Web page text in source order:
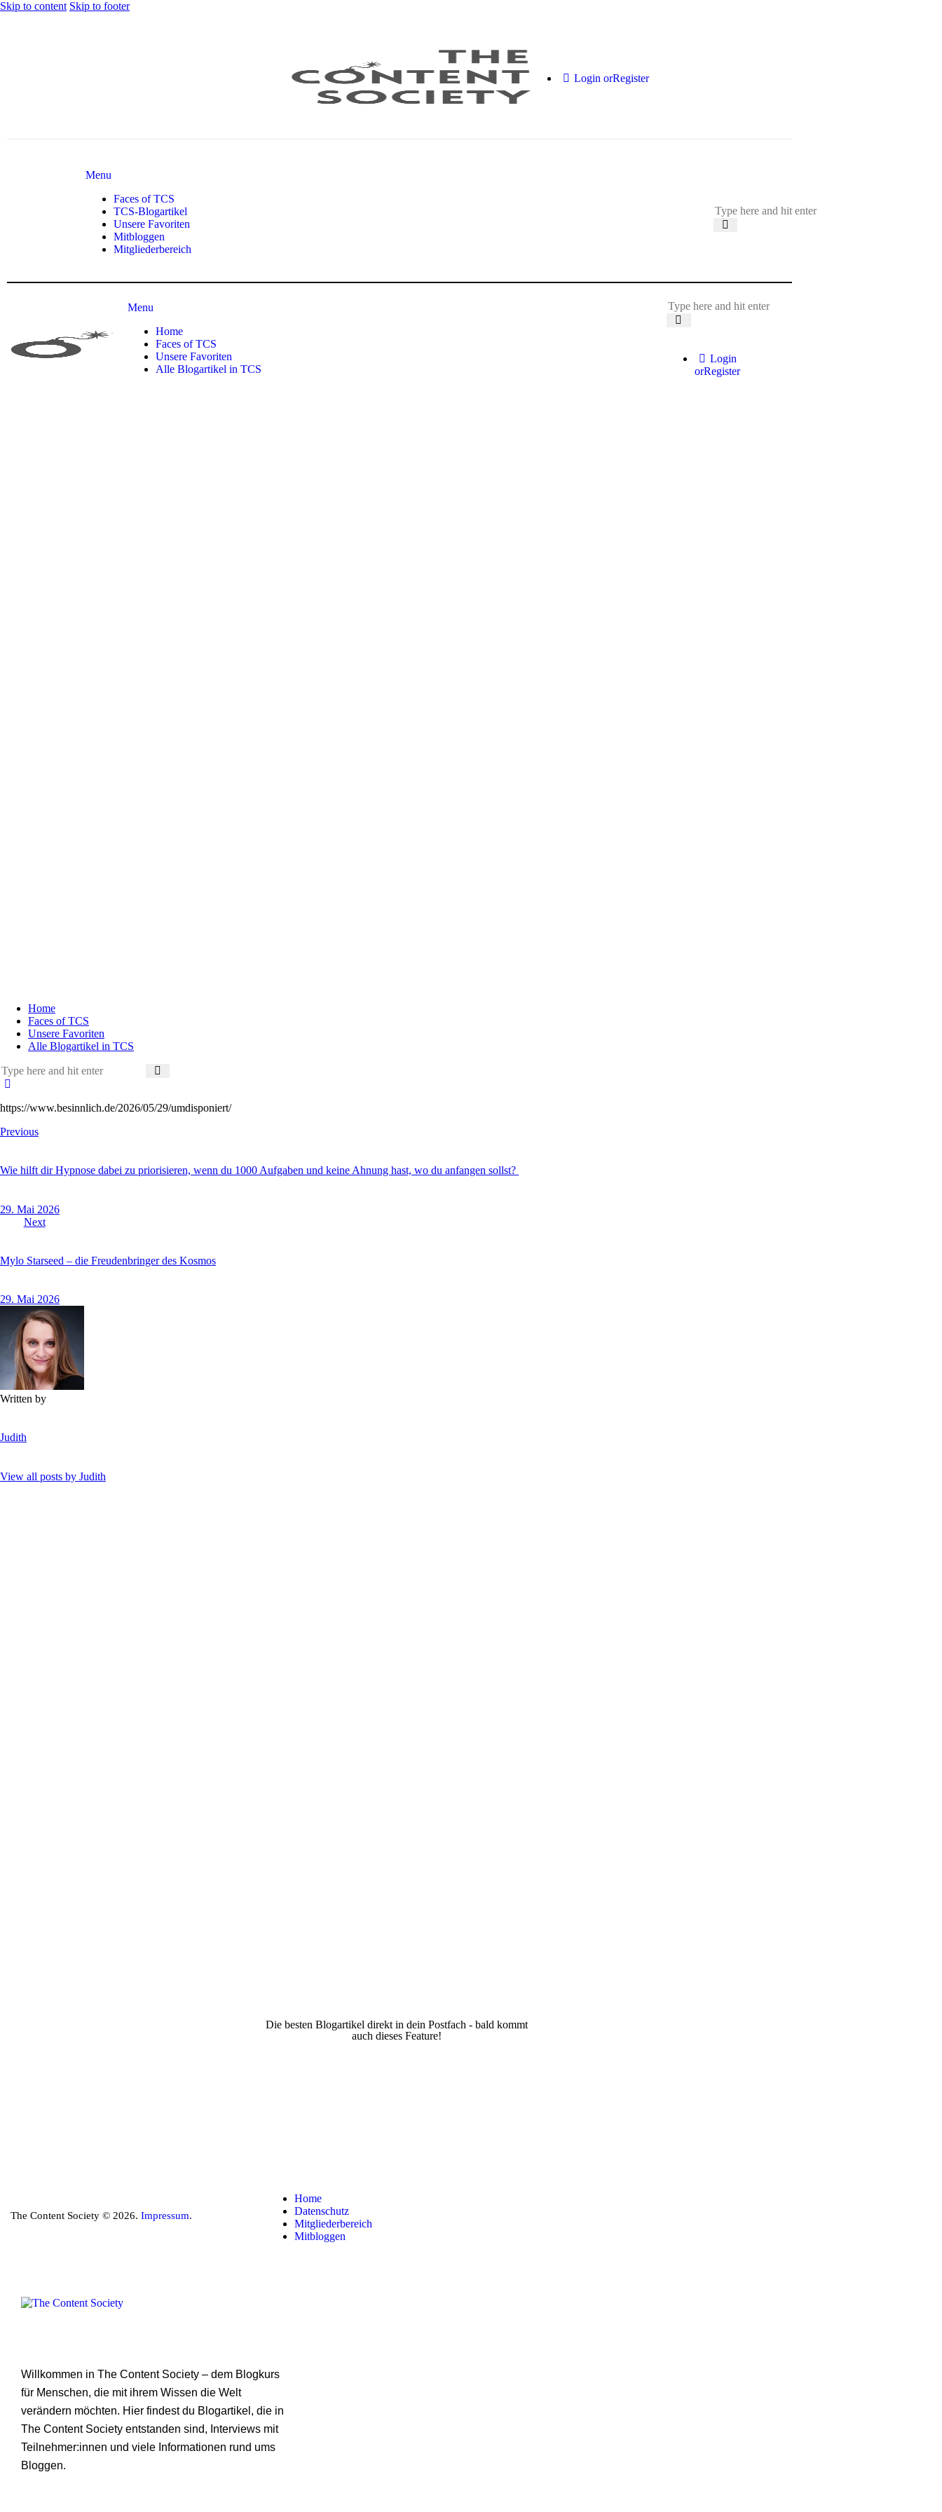
Skip to content Skip to footer
Login orRegister
Menu
Faces of TCS
TCS-Blogartikel
Unsere Favoriten
Mitbloggen
Mitgliederbereich
Menu
Home
Faces of TCS
Unsere Favoriten
Alle Blogartikel in TCS
Login
orRegister
Home
Faces of TCS
Unsere Favoriten
Alle Blogartikel in TCS
https://www.besinnlich.de/2026/05/29/umdisponiert/
Previous
Wie hilft dir Hypnose dabei zu priorisieren, wenn du 1000 Aufgaben und keine Ahnung hast, wo du anfangen sollst?
29. Mai 2026
Next
Mylo Starseed – die Freudenbringer des Kosmos
29. Mai 2026
Written by
Judith
View all posts by Judith
Die besten Blogartikel direkt in dein Postfach - bald kommt
auch dieses Feature!
The Content Society © 2026. Impressum.
Home
Datenschutz
Mitgliederbereich
Mitbloggen
Willkommen in The Content Society – dem Blogkurs
für Menschen, die mit ihrem Wissen die Welt
verändern möchten. Hier findest du Blogartikel, die in
The Content Society entstanden sind, Interviews mit
Teilnehmer:innen und viele Informationen rund ums
Bloggen.